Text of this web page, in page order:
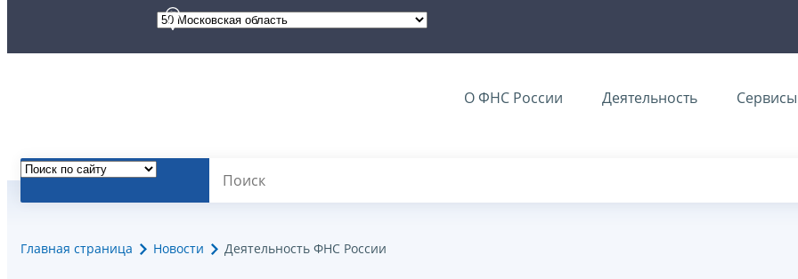
О ФНС России Деятельность Сервисы
Главная страница Новости Деятельность ФНС России